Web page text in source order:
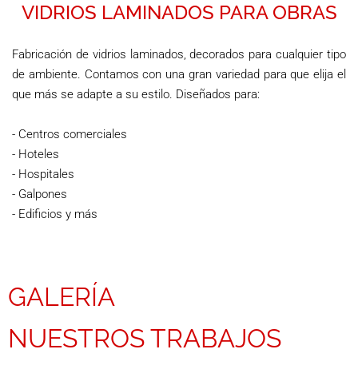
VIDRIOS LAMINADOS PARA OBRAS
Fabricación de vidrios laminados, decorados para cualquier tipo
de ambiente. Contamos con una gran variedad para que elija el
que más se adapte a su estilo. Diseñados para:
- Centros comerciales
- Hoteles
- Hospitales
- Galpones
- Edificios y más
GALERÍA
NUESTROS TRABAJOS